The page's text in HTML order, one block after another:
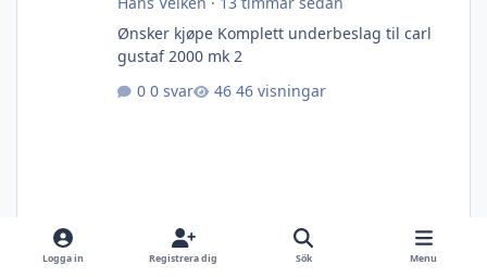
Ønsker kjøpe Komplett underbeslag til carl
gustaf 2000 mk 2
0 svar
46 visningar
Logga in Registrera dig Sök Menu